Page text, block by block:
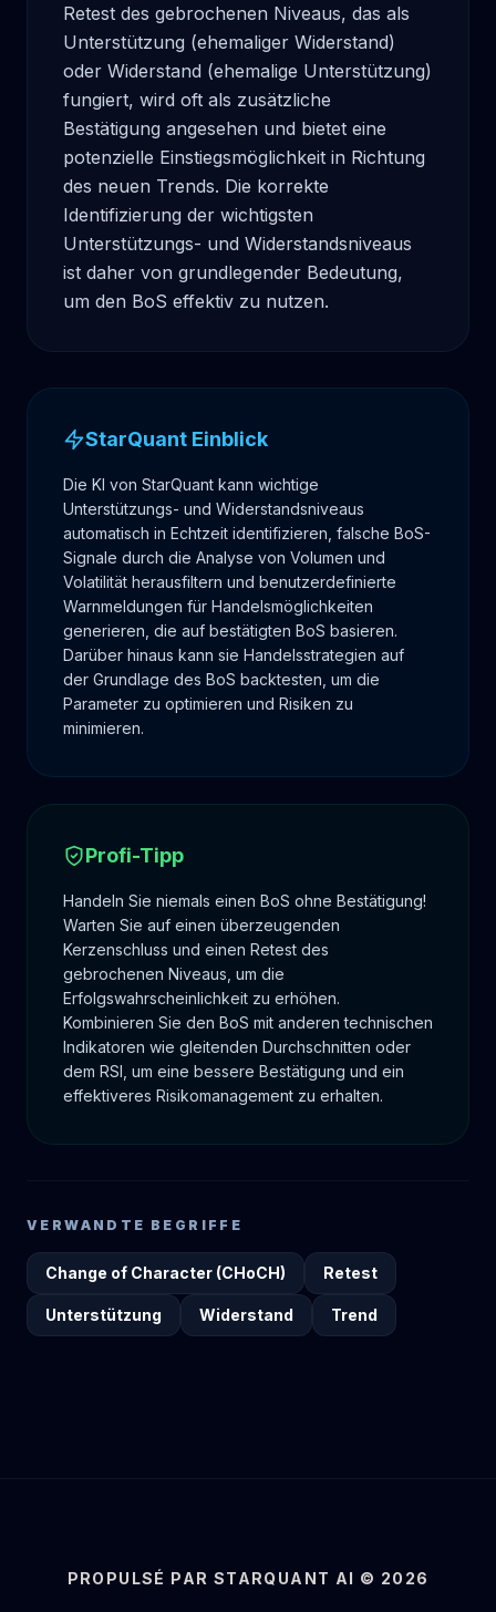
Retest des gebrochenen Niveaus, das als
Unterstützung (ehemaliger Widerstand)
oder Widerstand (ehemalige Unterstützung)
fungiert, wird oft als zusätzliche
Bestätigung angesehen und bietet eine
potenzielle Einstiegsmöglichkeit in Richtung
des neuen Trends. Die korrekte
Identifizierung der wichtigsten
Unterstützungs- und Widerstandsniveaus
ist daher von grundlegender Bedeutung,
um den BoS effektiv zu nutzen.
StarQuant Einblick
Die KI von StarQuant kann wichtige
Unterstützungs- und Widerstandsniveaus
automatisch in Echtzeit identifizieren, falsche BoS-
Signale durch die Analyse von Volumen und
Volatilität herausfiltern und benutzerdefinierte
Warnmeldungen für Handelsmöglichkeiten
generieren, die auf bestätigten BoS basieren.
Darüber hinaus kann sie Handelsstrategien auf
der Grundlage des BoS backtesten, um die
Parameter zu optimieren und Risiken zu
minimieren.
Profi-Tipp
Handeln Sie niemals einen BoS ohne Bestätigung!
Warten Sie auf einen überzeugenden
Kerzenschluss und einen Retest des
gebrochenen Niveaus, um die
Erfolgswahrscheinlichkeit zu erhöhen.
Kombinieren Sie den BoS mit anderen technischen
Indikatoren wie gleitenden Durchschnitten oder
dem RSI, um eine bessere Bestätigung und ein
effektiveres Risikomanagement zu erhalten.
VERWANDTE BEGRIFFE
Change of Character (CHoCH) Retest
Unterstützung Widerstand Trend
PROPULSÉ PAR STARQUANT AI © 2026